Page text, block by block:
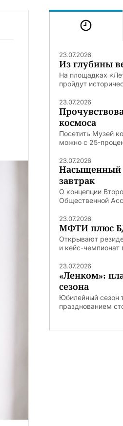
23.07.2026
Из глубины
На площадках
пройдут
23.07.2026
космоса
Посетить Музей
можно с 25-
23.07.2026
Насыщенный
завтрак
О концепции
Общественной
23.07.2026
МФТИ плюс
Открывают
и кейс-чемпионат
23.07.2026
«Ленком»:
сезона
Юбилейный сезон
празднованием